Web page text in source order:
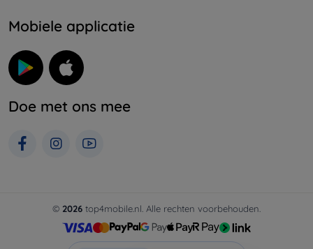
Mobiele applicatie
Doe met ons mee
© 2026 top4mobile.nl. Alle rechten voorbehouden.